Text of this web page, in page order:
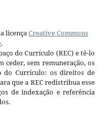
licençaCreative Commons
.
do Currículo (REC) e tê-lo
ceder, sem remuneração, os
do Currículo: os direitos de
que a REC redistribua esse
de indexação e referência